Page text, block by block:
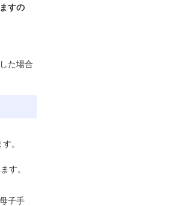
すの
た場合
。
す。
子手